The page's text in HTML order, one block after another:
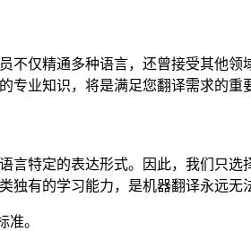
仅精通多种语言，还曾接受其他领
专业知识，将是满足您翻译需求的重
特定的表达形式。因此，我们只
有的学习能力，是机器翻译永远无
。